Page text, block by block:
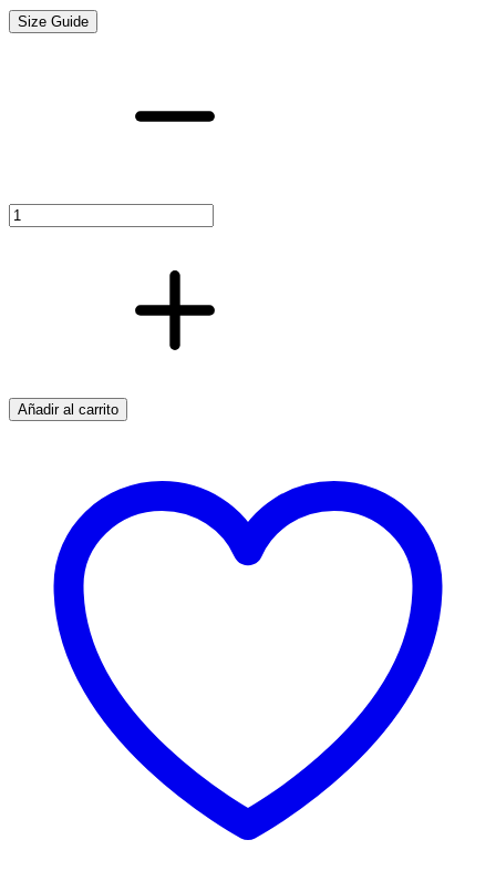
Size Guide
Añadir al carrito